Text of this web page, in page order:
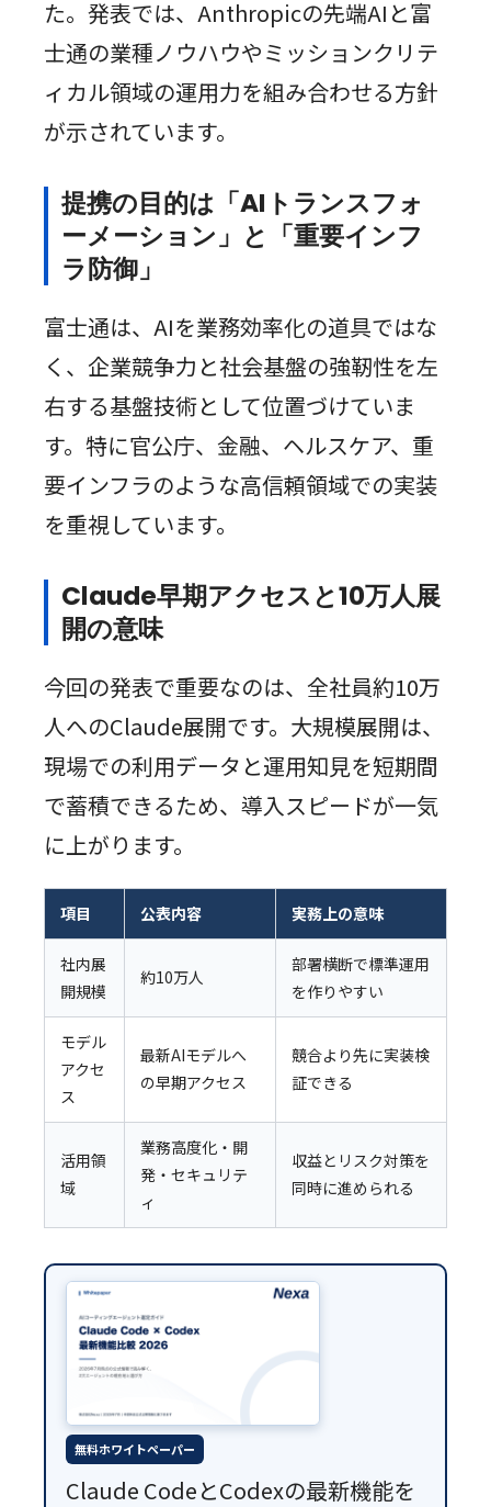
た。発表では、Anthropicの先端AIと富
士通の業種ノウハウやミッションクリテ
ィカル領域の運用力を組み合わせる方針
が示されています。
提携の目的は「AIトランスフォ
ーメーション」と「重要インフ
ラ防御」
富士通は、AIを業務効率化の道具ではな
く、企業競争力と社会基盤の強靭性を左
右する基盤技術として位置づけていま
す。特に官公庁、金融、ヘルスケア、重
要インフラのような高信頼領域での実装
を重視しています。
Claude早期アクセスと10万人展
開の意味
今回の発表で重要なのは、全社員約10万
人へのClaude展開です。大規模展開は、
現場での利用データと運用知見を短期間
で蓄積できるため、導入スピードが一気
に上がります。
項目 公表内容 実務上の意味
社内展
開規模
約10万人
部署横断で標準運用
を作りやすい
モデル
アクセ
ス
最新AIモデルへ
の早期アクセス
競合より先に実装検
証できる
活用領
域
業務高度化・開
発・セキュリテ
ィ
収益とリスク対策を
同時に進められる
無料ホワイトペーパー
Claude CodeとCodexの最新機能を